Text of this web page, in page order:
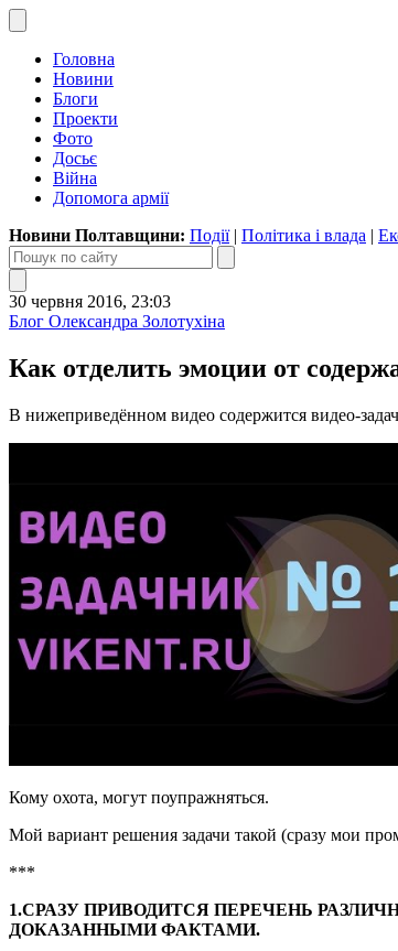
Головна
Новини
Блоги
Проекти
Фото
Досьє
Війна
Допомога армії
Новини Полтавщини: Події| Політика і влада |
30 червня 2016, 23:03
Блог Олександра Золотухіна
Как отделить эмоции от
В нижеприведённом видео содержится видео-
Кому охота, могут поупражняться.
Мой вариант решения задачи такой (сразу мои
***
1.СРАЗУ ПРИВОДИТСЯ ПЕРЕЧЕНЬ
ДОКАЗАННЫМИ ФАКТАМИ.